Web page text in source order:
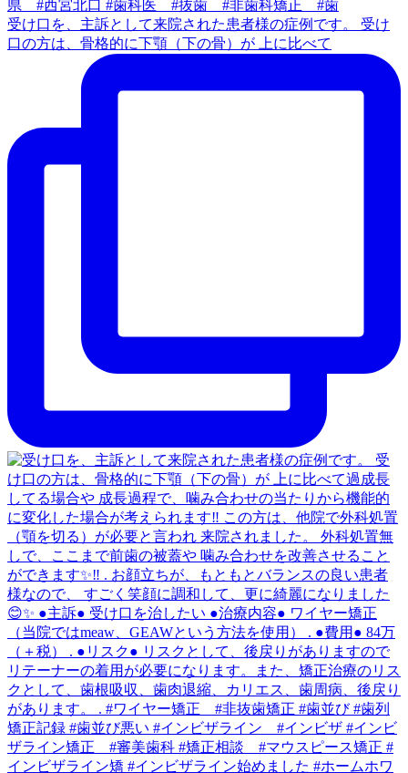
受け口を、主訴として来院された患者様の症例です。 受け
口の方は、骨格的に下顎（下の骨）が 上に比べて